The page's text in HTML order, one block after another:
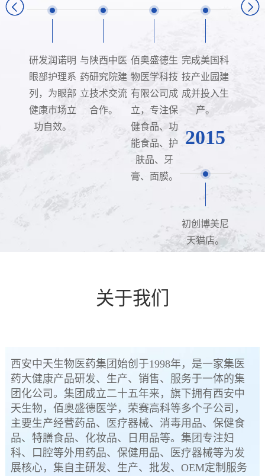
研发润诺明
眼部护理系
列，为眼部
健康市场立
功自效。
与陕西中医
药研究院建
立技术交流
合作。
佰奥盛德生
物医学科技
有限公司成
立，专注保
健食品、功
能食品、护
肤品、牙
膏、面膜。
完成美国科
技产业园建
成并投入生
产。
2015
初创博美尼
天猫店。
关于我们
西安中天生物医药集团始创于1998年，是一家集医
药大健康产品研发、生产、销售、服务于一体的集
团化公司。集团成立二十五年来，旗下拥有西安中
天生物，佰奥盛德医学，荣赛高科等多个子公司，
主要生产经营药品、医疗器械、消毒用品、保健食
品、特膳食品、化妆品、日用品等。集团专注妇
科、口腔等外用药品、保健用品、医疗器械等为发
展核心，集自主研发、生产、批发、OEM定制服务